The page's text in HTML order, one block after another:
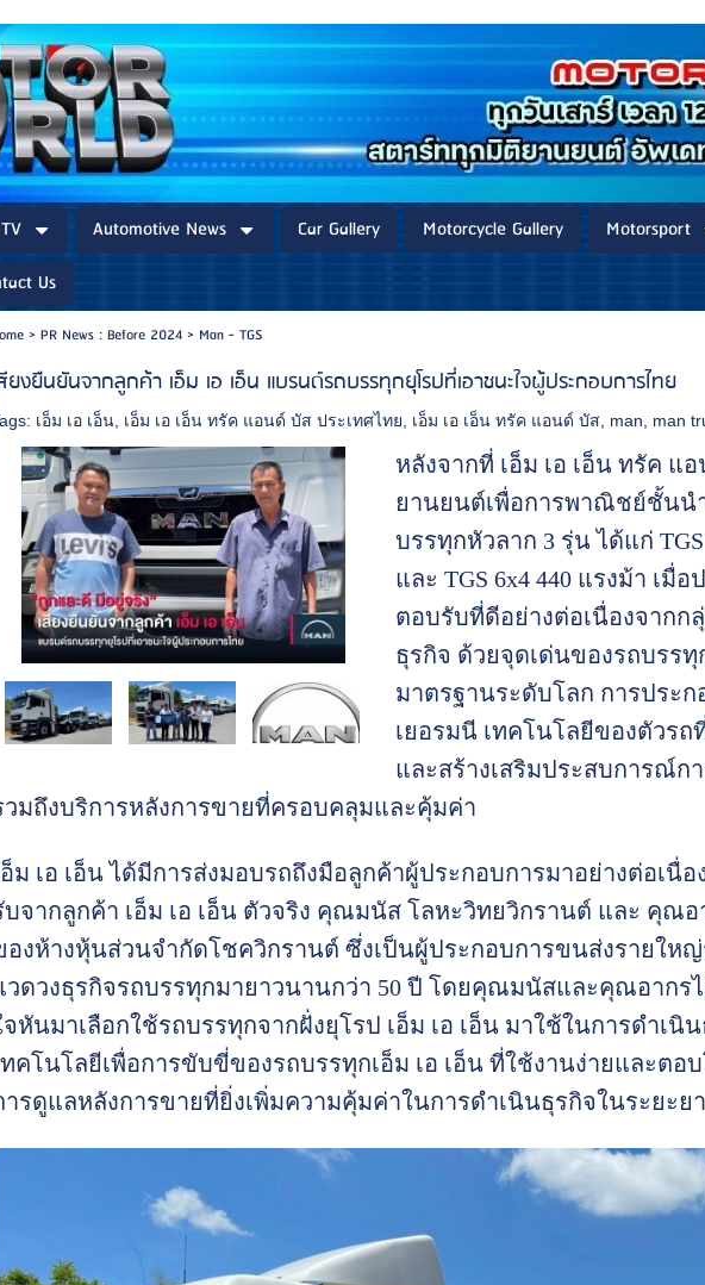
Automotive News Car Gallery Motorcycle Gallery Motorsport
Us
> PR News : Before 2024> Man - TGS
ยงยืนยันจากลูกค้า เอ็ม เอ เอ็น แบรนด์รถบรรทุกยุโรปที่เอาชนะใจผู้ประกอบการไทย
เอ็ม เอ เอ็น เอ็ม เอ เอ็น ทรัค แอนด์ บัส ประเทศไทย เอ็ม เอ เอ็น ทรัค แอนด์ บัส man man
หลังจากที่ เอ็ม เอ เอ็น ทรัค
ยานยนต์เพื่อการพาณิชย์ชั้นน
บรรทุกหัวลาก 3 รุ่น ได้แก่ TGS
และ TGS 6x4 440 แรงม้า เ
ตอบรับที่ดีอย่างต่อเนื่องจากก
ธุรกิจ ด้วยจุดเด่นของรถบรรทุ
มาตรฐานระดับโลก การประก
เยอรมนี เทคโนโลยีของตัวร
และสร้างเสริมประสบการณ์
วมถึงบริการหลังการขายที่ครอบคลุมและคุ้มค่า
อ็ม เอ เอ็น ได้มีการส่งมอบรถถึงมือลูกค้าผู้ประกอบการมาอย่างต่อเนื่
บจากลูกค้า เอ็ม เอ เอ็น ตัวจริง คุณมนัส โลหะวิทยวิกรานต์ และ คุณ
องห้างหุ้นส่วนจำกัดโชควิกรานต์ ซึ่งเป็นผู้ประกอบการขนส่งรายให
วดวงธุรกิจรถบรรทุกมายาวนานกว่า 50 ปี โดยคุณมนัสและคุณอากร
จหันมาเลือกใช้รถบรรทุกจากฝั่งยุโรป เอ็ม เอ เอ็น มาใช้ในการดำเ
ทคโนโลยีเพื่อการขับขี่ของรถบรรทุกเอ็ม เอ เอ็น ที่ใช้งานง่ายและต
ารดูแลหลังการขายที่ยิ่งเพิ่มความคุ้มค่าในการดำเนินธุรกิจในระยะย